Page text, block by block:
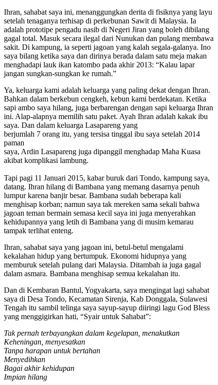
Ihran, sahabat saya ini, menanggungkan derita di fisiknya yang layu
setelah tenaganya terhisap di perkebunan Sawit di Malaysia. Ia
adalah prototipe pengadu nasib di Negeri Jiran yang boleh dibilang
gagal total. Masuk secara ilegal dari Nunukan dan pulang membawa
sakit. Di kampung, ia seperti jagoan yang kalah segala-galanya. Ino
saya bilang ketika saya dan dirinya berada dalam satu meja makan
menghadapi lauk ikan katombo pada akhir 2013: “Kalau lapar
jangan sungkan-sungkan ke rumah.”
Ya, keluarga kami adalah keluarga yang paling dekat dengan Ihran.
Bahkan dalam berkebun cengkeh, kebun kami berdekatan. Ketika
sapi ambo saya hilang, juga berbarengan dengan sapi keluarga Ihran
ini. Alap-alapnya memilih satu paket. Ayah Ihran adalah kakak ibu
saya. Dan dalam keluarga Lasapareng yang
berjumlah 7 orang itu, yang tersisa tinggal ibu saya setelah 2014
paman
saya, Ardin Lasapareng juga dipanggil menghadap Maha Kuasa
akibat komplikasi lambung.
Tapi pagi 11 Januari 2015, kabar buruk dari Tondo, kampung saya,
datang. Ihran hilang di Bambana yang memang dasarnya penuh
lumpur karena banjir besar. Bambana sudah beberapa kali
menghisap korban; namun saya tak mereken sama sekali bahwa
jagoan teman bermain semasa kecil saya ini juga menyerahkan
kehidupannya yang letih di Bambana yang di musim kemarau
tampak terlihat enteng.
Ihran, sahabat saya yang jagoan ini, betul-betul mengalami
kekalahan hidup yang bertumpuk. Ekonomi hidupnya yang
memburuk setelah pulang dari Malaysia. Ditambah ia juga gagal
dalam asmara. Bambana menghisap semua kekalahan itu.
Dan di Kembaran Bantul, Yogyakarta, saya mengingat lagi sahabat
saya di Desa Tondo, Kecamatan Sirenja, Kab Donggala, Sulawesi
Tengah itu sambil telinga saya sayup-sayup diiringi lagu God Bless
yang menggigirkan hati, “Syair untuk Sahabat”:
Tak pernah terbayangkan dalam kegelapan, menakutkan
Keheningan, menyesatkan
Tanpa harapan untuk bertahan
Menyedihkan
Bagai akhir kehidupan
Impian hilang